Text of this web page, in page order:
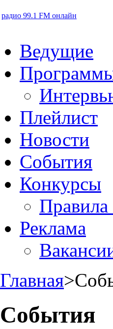
радио 99.1 FM онлайн
Ведущие
Плейлист
Новости
События
Конкурсы
Правила
Реклама
Главная>
События